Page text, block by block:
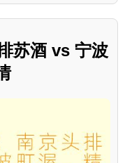
苏酒 vs 宁波